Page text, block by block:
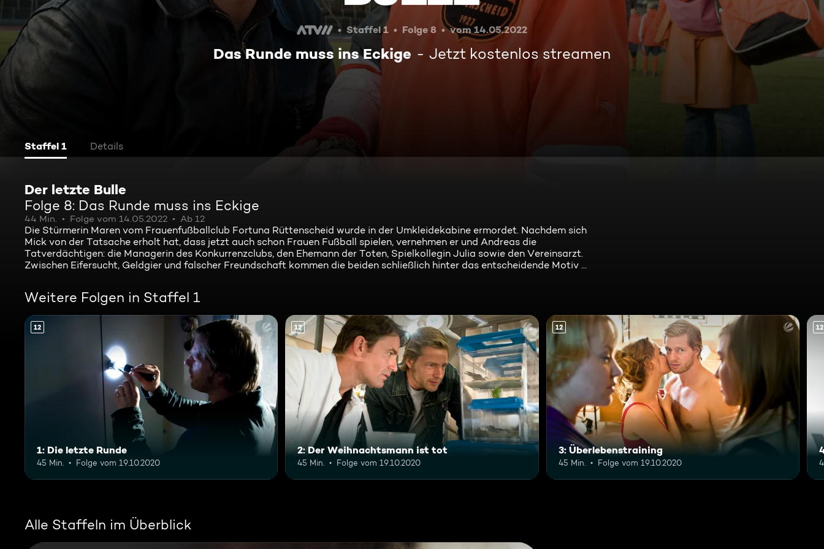
Staffel 1 Folge 8 vom 14.05.2022
Das Runde muss ins Eckige Jetzt kostenlos streamen
Staffel 1 Details
Der letzte Bulle
Folge 8: Das Runde muss ins Eckige
44 Min. Folge vom 14.05.2022 Ab 12
Die Stürmerin Maren vom Frauenfußballclub Fortuna Rüttenscheid wurde in der Umkleidekabine ermordet. Nachdem sich
Mick von der Tatsache erholt hat, dass jetzt auch schon Frauen Fußball spielen, vernehmen er und Andreas die
Tatverdächtigen: die Managerin des Konkurrenzclubs, den Ehemann der Toten, Spielkollegin Julia sowie den Vereinsarzt.
Zwischen Eifersucht, Geldgier und falscher Freundschaft kommen die beiden schließlich hinter das entscheidende Motiv ...
Weitere Folgen in Staffel 1
12
1: Die letzte Runde
45 Min. Folge vom 19.10.2020
12
2: Der Weihnachtsmann ist tot
45 Min. Folge vom 19.10.2020
12
3: Überlebenstraining
45 Min. Folge vom 19.10.2020
12
Alle Staffeln im Überblick